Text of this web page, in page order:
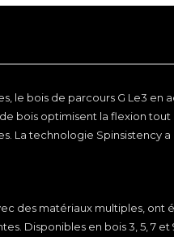
le bois de parcours G Le3
bois optimisent la flexion
La technologie
des matériaux multiples,
Disponibles en bois 3, 5, 7